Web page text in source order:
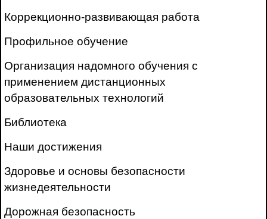
Коррекционно-развивающая работа
Профильное обучение
Организация надомного обучения с
применением дистанционных
образовательных технологий
Библиотека
Наши достижения
Здоровье и основы безопасности
жизнедеятельности
Дорожная безопасность